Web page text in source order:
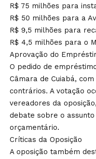
R$ 75 milhões para
R$ 50 milhões para a
R$ 9,5 milhões para
R$ 4,5 milhões para o
Aprovação do
O pedido de
Câmara de Cuiabá,
contrários. A votação
vereadores da
debate sobre o
orçamentário.
Críticas da Oposição
A oposição também